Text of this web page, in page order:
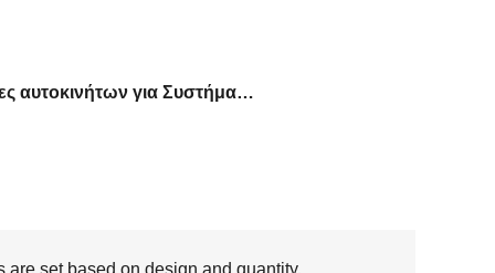
οθόνες αυτοκινήτων για Συστήματα Οχημάτων
are set based on design and quantity.